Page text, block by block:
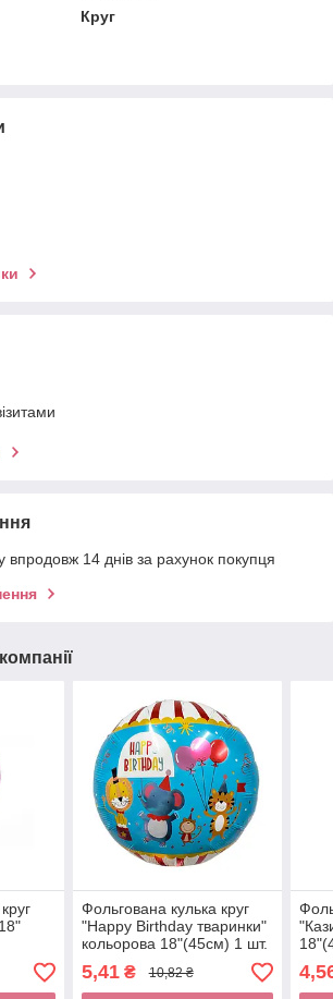
Круг
впродовж 14 днів за рахунок покупця
Фольгована кулька круг
"Happy Birthday тваринки"
кольорова 18"(45см) 1 шт.
5,41₴ 10,82 ₴